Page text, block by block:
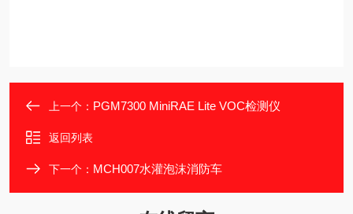
上一个： PGM7300 MiniRAE Lite VOC检测仪
返回列表
下一个： MCH007水灌泡沫消防车